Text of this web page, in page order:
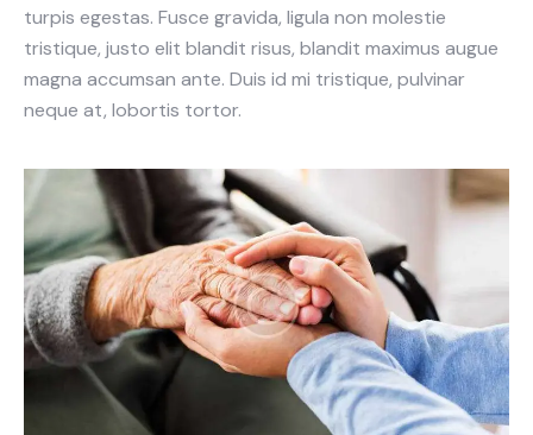
turpis egestas. Fusce gravida, ligula non molestie
tristique, justo elit blandit risus, blandit maximus augue
magna accumsan ante. Duis id mi tristique, pulvinar
neque at, lobortis tortor.